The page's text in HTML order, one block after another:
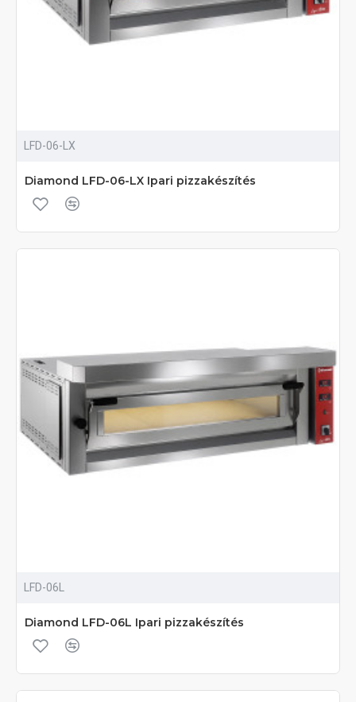
LFD-06-LX
Diamond LFD-06-LX Ipari pizzakészítés
LFD-06L
Diamond LFD-06L Ipari pizzakészítés